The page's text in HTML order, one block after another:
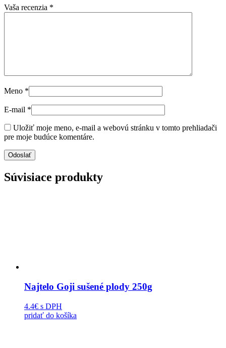
Vaša recenzia *
Meno *
E-mail *
Uložiť moje meno, e-mail a webovú stránku v tomto prehliadači
pre moje budúce komentáre.
Súvisiace produkty
Najtelo Goji sušené plody 250g
4.4€ s DPH
pridať do košíka